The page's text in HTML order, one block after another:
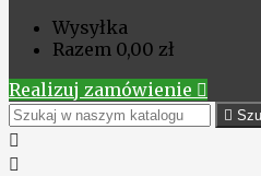
Wysyłka
Razem 0,00 zł
Realizuj zamówienie 


